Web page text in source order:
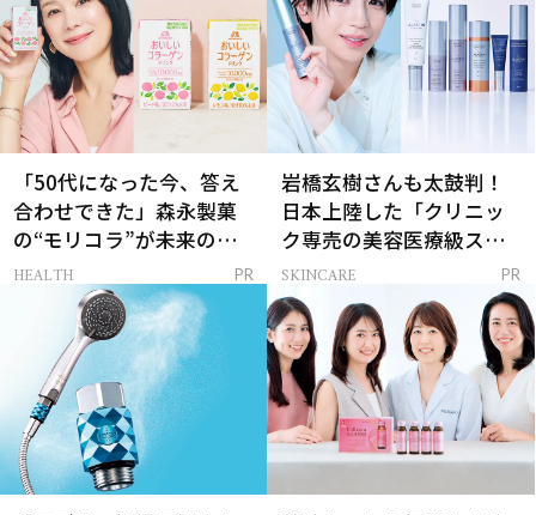
「50代になった今、答え
合わせできた」森永製菓
の“モリコラ”が未来のキ
レイを連れてくる！
HEALTH PR
岩橋玄樹さんも太鼓判！
日本上陸した「クリニッ
ク専売の美容医療級スキ
ンケア」
SKINCARE PR